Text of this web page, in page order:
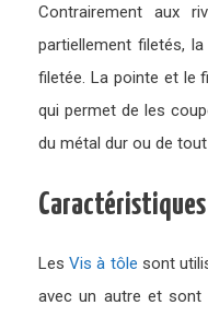
Contrairement aux
partiellement filetés,
filetée. La pointe et le
qui permet de les
du métal dur ou de
Caractéristiques
LesVis à tôle sont
avec un autre et sont